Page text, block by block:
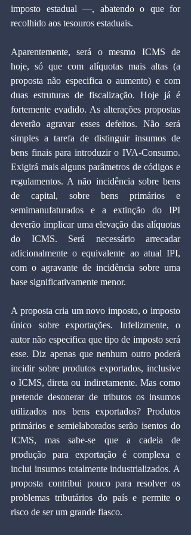
imposto estadual —, abatendo o que for
recolhido aos tesouros estaduais.
Aparentemente, será o mesmo ICMS de
hoje, só que com alíquotas mais altas (a
proposta não especifica o aumento) e com
duas estruturas de fiscalização. Hoje já é
fortemente evadido. As alterações propostas
deverão agravar esses defeitos. Não será
simples a tarefa de distinguir insumos de
bens finais para introduzir o IVA-Consumo.
Exigirá mais alguns parâmetros de códigos e
regulamentos. A não incidência sobre bens
de capital, sobre bens primários e
semimanufaturados e a extinção do IPI
deverão implicar uma elevação das alíquotas
do ICMS. Será necessário arrecadar
adicionalmente o equivalente ao atual IPI,
com o agravante de incidência sobre uma
base significativamente menor.
A proposta cria um novo imposto, o imposto
único sobre exportações. Infelizmente, o
autor não especifica que tipo de imposto será
esse. Diz apenas que nenhum outro poderá
incidir sobre produtos exportados, inclusive
o ICMS, direta ou indiretamente. Mas como
pretende desonerar de tributos os insumos
utilizados nos bens exportados? Produtos
primários e semielaborados serão isentos do
ICMS, mas sabe-se que a cadeia de
produção para exportação é complexa e
inclui insumos totalmente industrializados. A
proposta contribui pouco para resolver os
problemas tributários do país e permite o
risco de ser um grande fiasco.